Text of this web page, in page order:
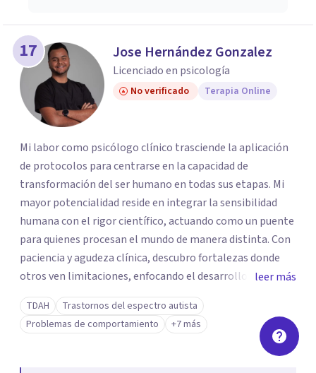
17 Jose Hernández Gonzalez
Licenciado en psicología
No verificado Terapia Online
Mi labor como psicólogo clínico trasciende la aplicación
de protocolos para centrarse en la capacidad de
transformación del ser humano en todas sus etapas. Mi
mayor potencialidad reside en integrar la sensibilidad
humana con el rigor científico, actuando como un puente
para quienes procesan el mundo de manera distinta. Con
paciencia y agudeza clínica, descubro fortalezas donde
otros ven limitaciones, enfocando el desarrollo de
habilidades sociales en el autismo no como un ajuste a un
molde, sino como una llave hacia la autonomía real. Esta
capacidad de observación profunda me permite transitar
con fluidez hacia la terapia con adolescentes y adultos,
ofreciendo una escucha activa y sin juicios capaz de
leer más
TDAH
Trastornos del espectro autista
Problemas de comportamiento
+7 más